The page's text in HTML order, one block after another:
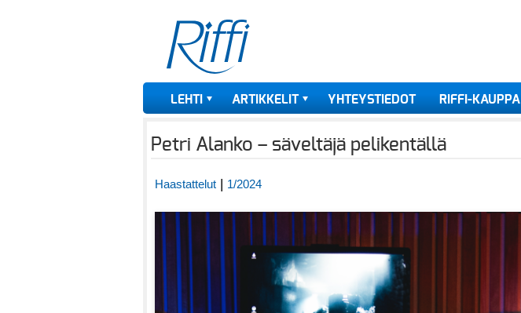
LEHTI ARTIKKELIT YHTEYSTIEDOT RIFFI-KAUPPA
Petri Alanko – säveltäjä pelikentällä
Haastattelut | 1/2024